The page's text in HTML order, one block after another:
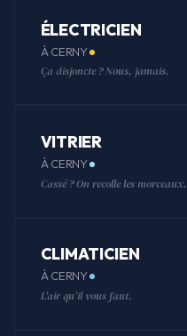
ÉLECTRICIEN
À CERNY
Ça disjoncte ? Nous, jamais.
VITRIER
À CERNY
Cassé ? On recolle les morceaux.
CLIMATICIEN
À CERNY
L'air qu'il vous faut.